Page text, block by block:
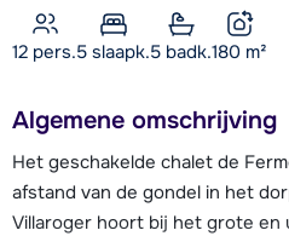
12 pers.5 slaapk.5 badk.180 m²
Algemene omschrijving
Het geschakelde chalet de
afstand van de gondel in het
Villaroger hoort bij het grote en